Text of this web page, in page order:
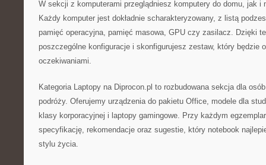
W sekcji z komputerami przeglądniesz komputery do domu, jak i
Każdy komputer jest dokładnie scharakteryzowany, z listą
pamięć operacyjna, pamięć masowa, GPU czy zasilacz. Dzięki
poszczególne konfiguracje i skonfigurujesz zestaw, który będzie
oczekiwaniami.
Kategoria Laptopy na Diprocon.pl to rozbudowana sekcja dla
podróży. Oferujemy urządzenia do pakietu Office, modele dla
klasy korporacyjnej i laptopy gamingowe. Przy każdym
specyfikację, rekomendacje oraz sugestie, który notebook
stylu życia.